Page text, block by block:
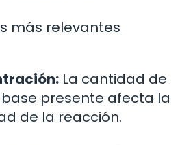
más relevantes
La cantidad de
presente afecta la
de la reacción.